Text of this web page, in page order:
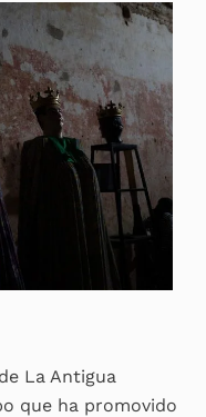
La Antigua
que ha promovido